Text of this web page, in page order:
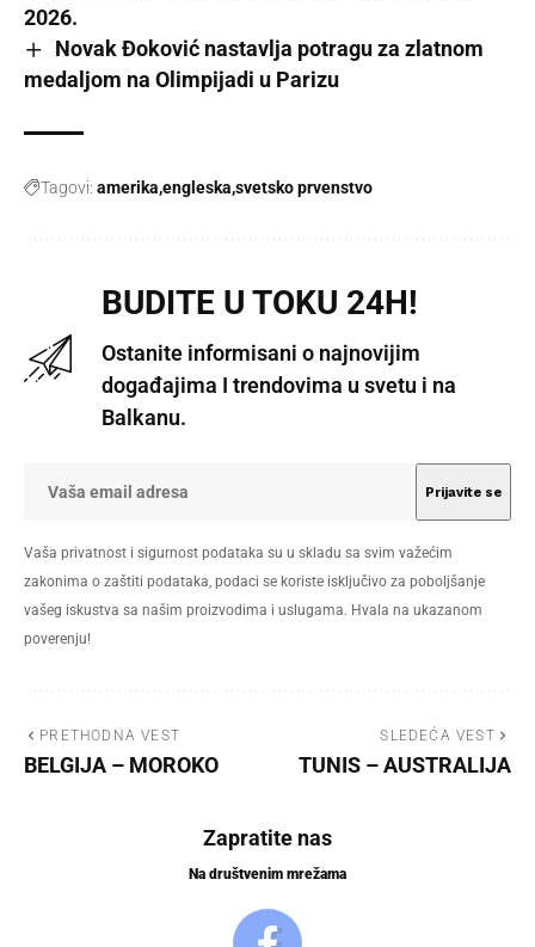
2026.
Novak Đoković nastavlja potragu za zlatnom
medaljom na Olimpijadi u Parizu
Tagovi: amerika engleska svetsko prvenstvo
BUDITE U TOKU 24H!
Ostanite informisani o najnovijim
događajima I trendovima u svetu i na
Balkanu.
Vaša privatnost i sigurnost podataka su u skladu sa svim važećim
zakonima o zaštiti podataka, podaci se koriste isključivo za poboljšanje
vašeg iskustva sa našim proizvodima i uslugama. Hvala na ukazanom
poverenju!
PRETHODNA VEST
BELGIJA – MOROKO
SLEDEĆA VEST
TUNIS – AUSTRALIJA
Zapratite nas
Na društvenim mrežama